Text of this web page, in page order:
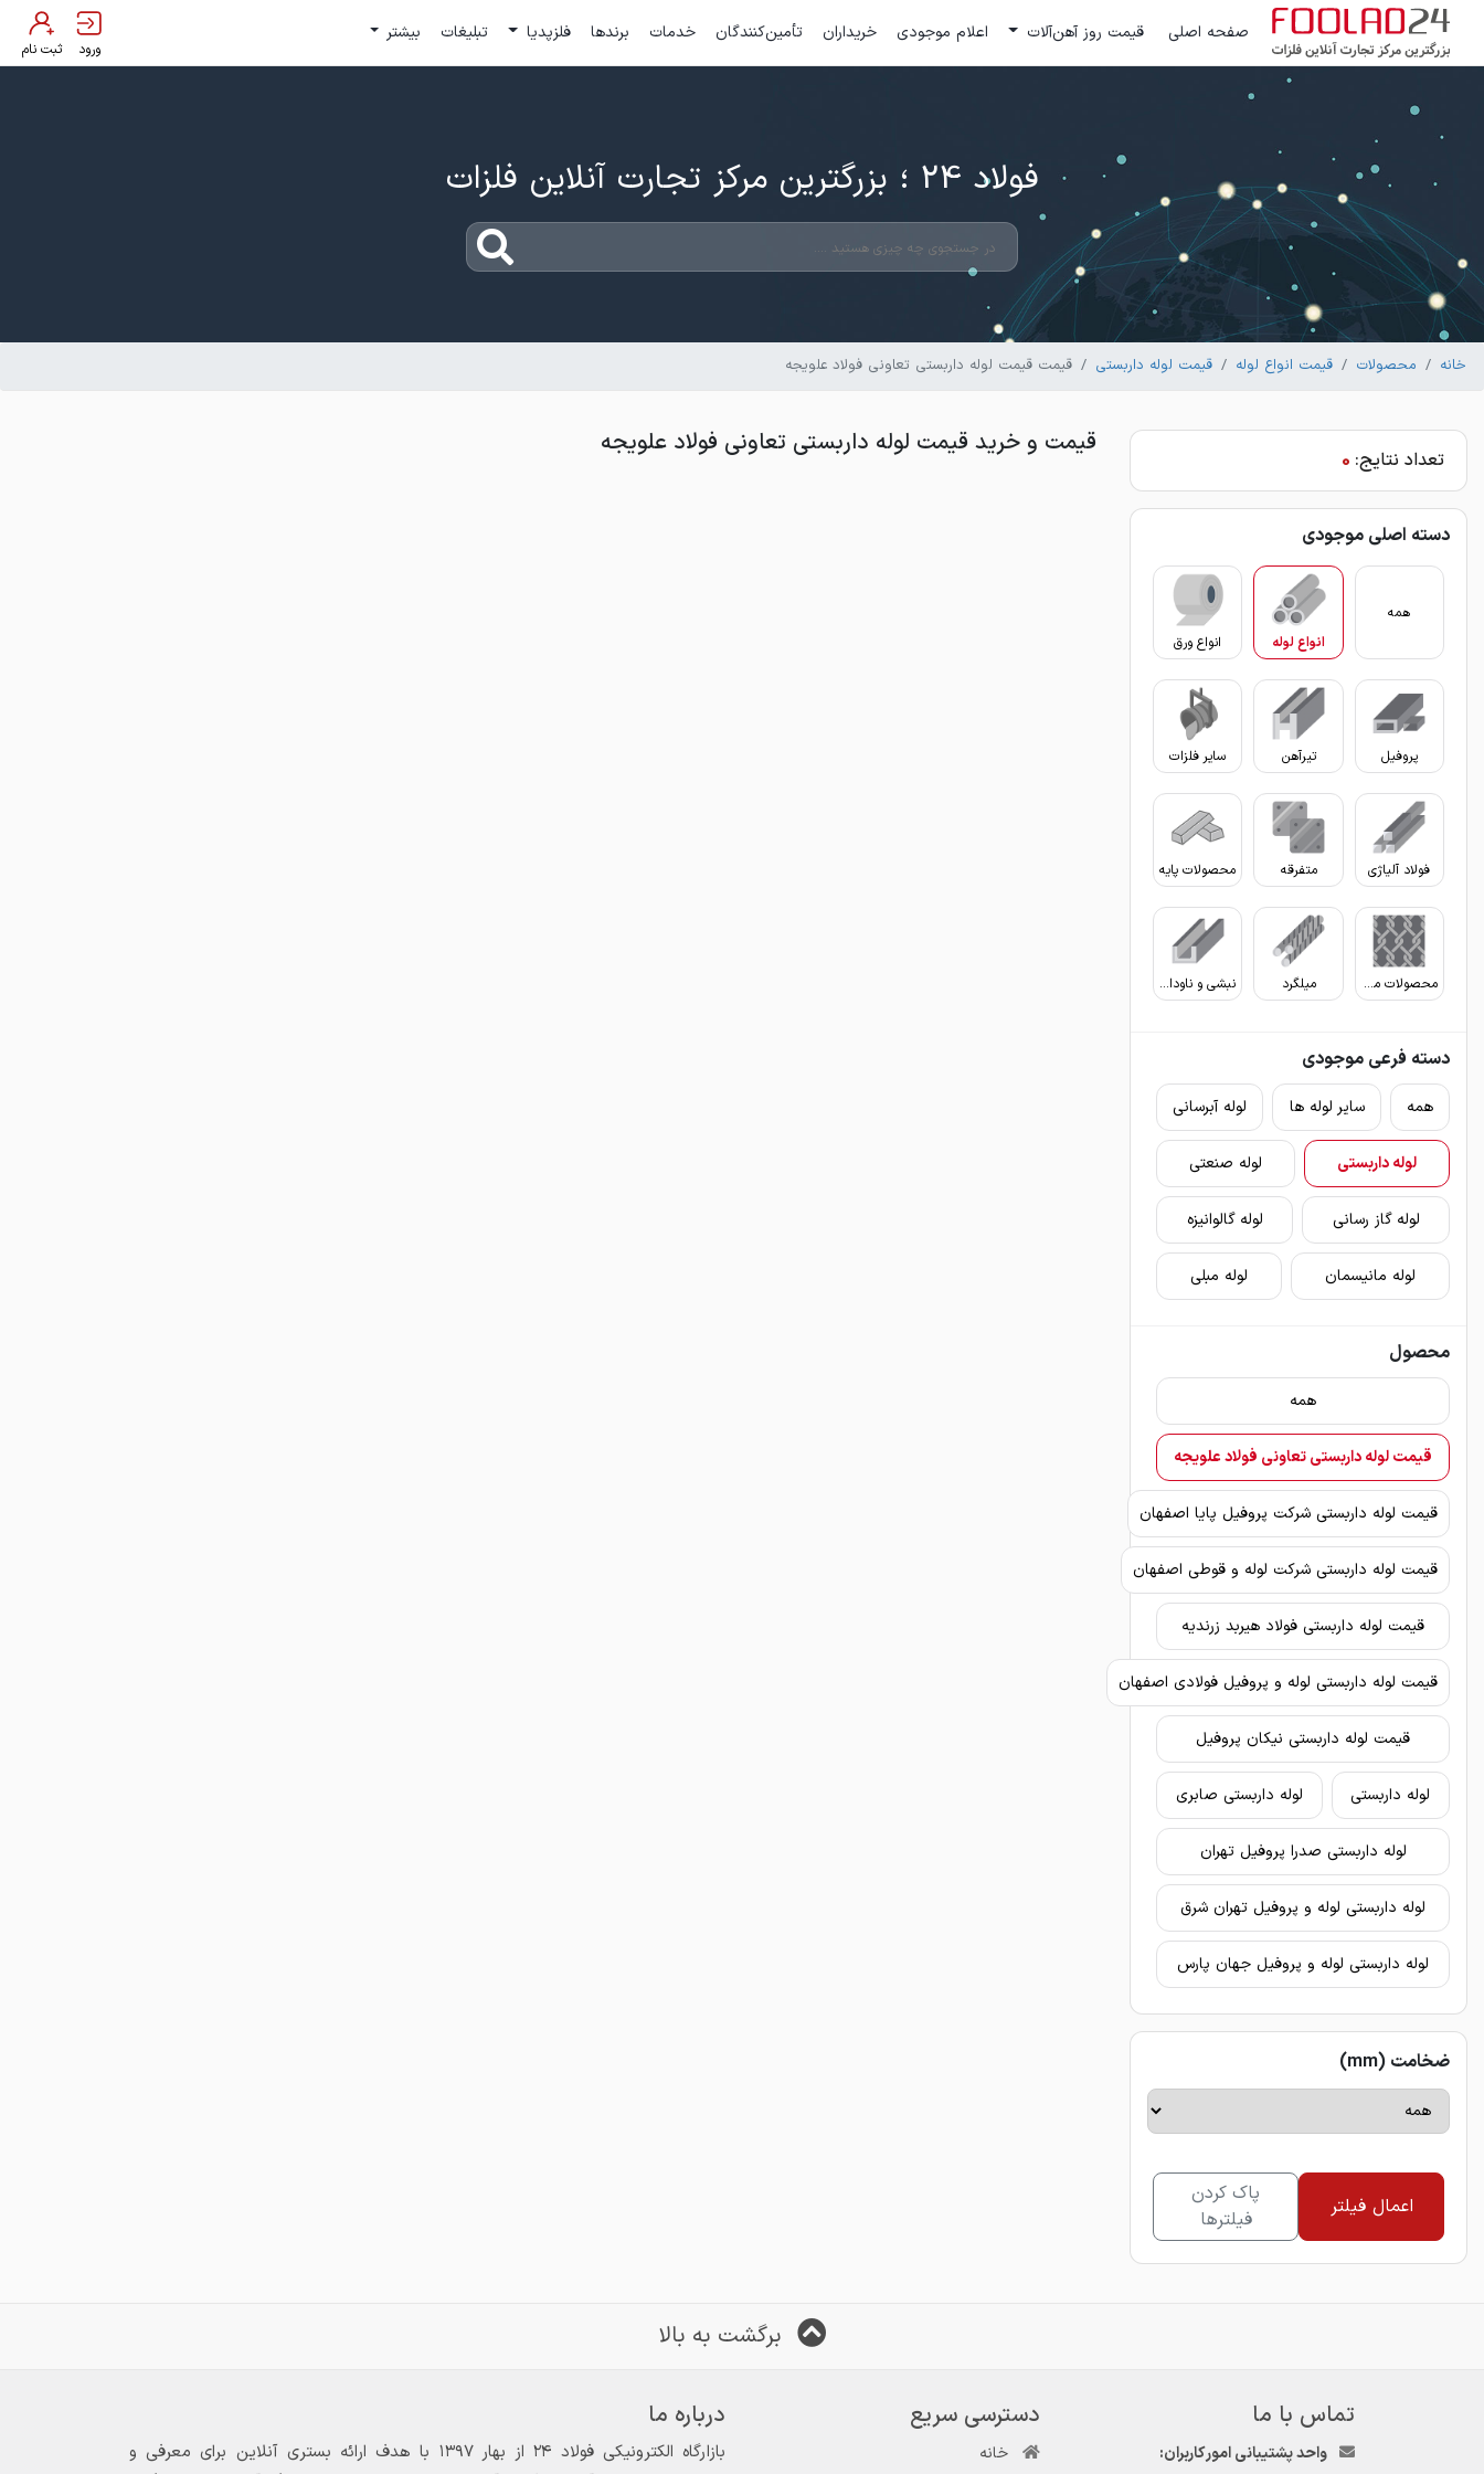
صفحه اصلی قیمت روز آهن‌آلات اعلام موجودی خریداران تأمین‌کنندگان خدمات برندها فلزپدیا تبلیغات بیشتر
ورود ثبت نام
فولاد 24 ؛ بزرگترین مرکز تجارت آنلاین فلزات
خانه محصولات قیمت انواع لوله قیمت لوله داربستی قیمت قیمت لوله داربستی تعاونی فولاد علویجه
تعداد نتایج: 0
دسته اصلی موجودی
همه
انواع لوله
انواع ورق
پروفیل تیرآهن سایر فلزات
فولاد آلیاژی متفرقه محصولات پایه
محصولات مفتولی میلگرد نبشی و ناودانی
دسته فرعی موجودی
همه سایر لوله ها لوله آبرسانی
لوله داربستی لوله صنعتی
لوله گاز رسانی لوله گالوانیزه
لوله مانیسمان لوله مبلی
محصول
همه
قیمت لوله داربستی تعاونی فولاد علویجه
قیمت لوله داربستی شرکت پروفیل پایا اصفهان
قیمت لوله داربستی شرکت لوله و قوطی اصفهان
قیمت لوله داربستی فولاد هیربد زرندیه
قیمت لوله داربستی لوله و پروفیل فولادی اصفهان
قیمت لوله داربستی نیکان پروفیل
لوله داربستی لوله داربستی صابری
لوله داربستی صدرا پروفیل تهران
لوله داربستی لوله و پروفیل تهران شرق
لوله داربستی لوله و پروفیل جهان پارس
ضخامت (mm)
اعمال فیلتر
پاک کردن
فیلترها
قیمت و خرید قیمت لوله داربستی تعاونی فولاد علویجه
برگشت به بالا
تماس با ما
واحد پشتیبانی امور کاربران:
دسترسی سریع
خانه
درباره ما
بازارگاه الکترونیکی فولاد ۲۴ از بهار ۱۳۹۷ با هدف ارائه بستری آنلاین برای معرفی و